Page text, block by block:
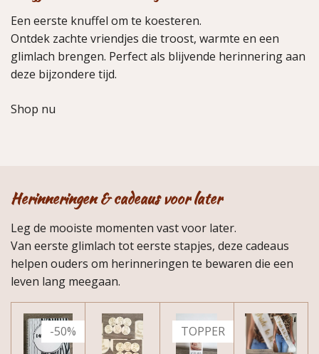
Een eerste knuffel om te koesteren.
Ontdek zachte vriendjes die troost, warmte en een
glimlach brengen. Perfect als blijvende herinnering aan
deze bijzondere tijd.
Shop nu
Herinneringen & cadeaus voor later
Leg de mooiste momenten vast voor later.
Van eerste glimlach tot eerste stapjes, deze cadeaus
helpen ouders om herinneringen te bewaren die een
leven lang meegaan.
-50% TOPPER